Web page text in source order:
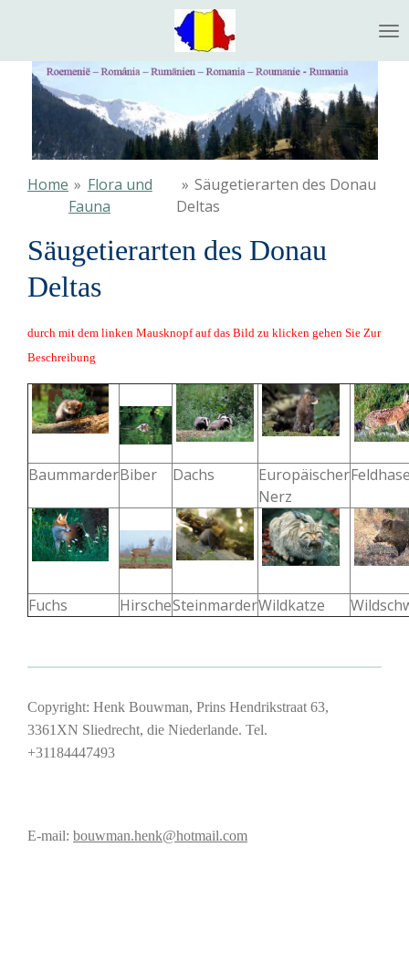
naar
hoofdinhoud
Home » Flora und
Fauna
» Säugetierarten des Donau
Deltas
Säugetierarten des Donau
Deltas
durch mit dem linken Mausknopf auf das Bild zu klicken gehen Sie Zur
Beschreibung
BaummarderBiber Dachs
Europäischer
Nerz
Fuchs HirscheSteinmarderWildkatze
Copyright: Henk Bouwman, Prins Hendrikstraat 63,
3361XN Sliedrecht, die Niederlande. Tel.
+31184447493
E-mail: bouwman.henk@hotmail.com